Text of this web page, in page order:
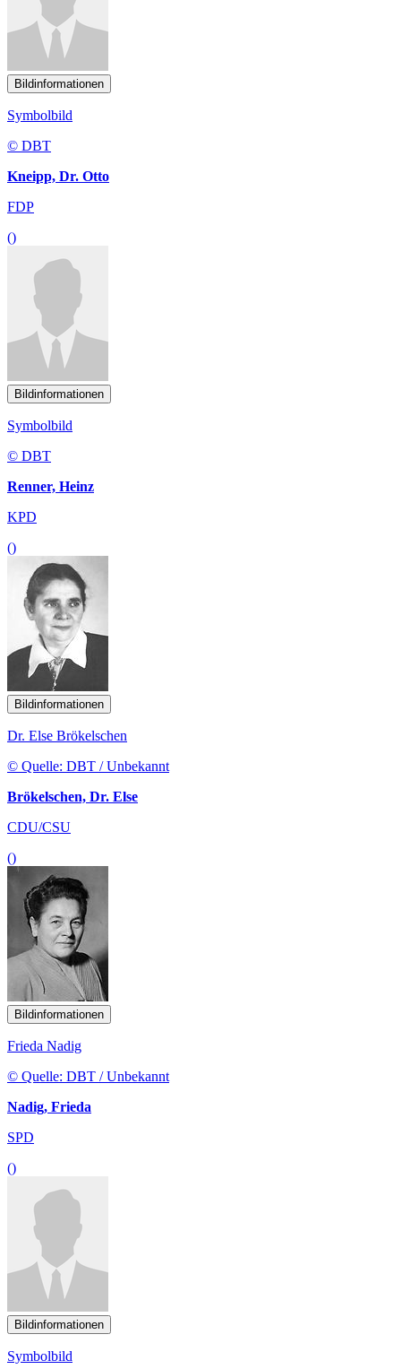
Bildinformationen
Symbolbild
© DBT
Kneipp, Dr. Otto
FDP
()
Bildinformationen
Symbolbild
© DBT
Renner, Heinz
KPD
()
Bildinformationen
Dr. Else Brökelschen
© Quelle: DBT / Unbekannt
Brökelschen, Dr. Else
CDU/CSU
()
Bildinformationen
Frieda Nadig
© Quelle: DBT / Unbekannt
Nadig, Frieda
SPD
()
Bildinformationen
Symbolbild